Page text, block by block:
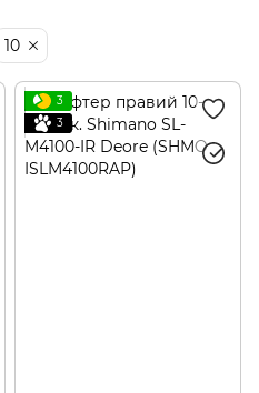
10
3
3